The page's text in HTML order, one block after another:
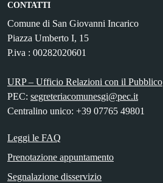
CONTATTI
Comune di San Giovanni Incarico
Piazza Umberto I, 15
P.iva : 00282020601
URP – Ufficio Relazioni con il Pubblico
PEC: segreteriacomunesgi@pec.it
Centralino unico: +39 07765 49801
Leggi le FAQ
Prenotazione appuntamento
Segnalazione disservizio